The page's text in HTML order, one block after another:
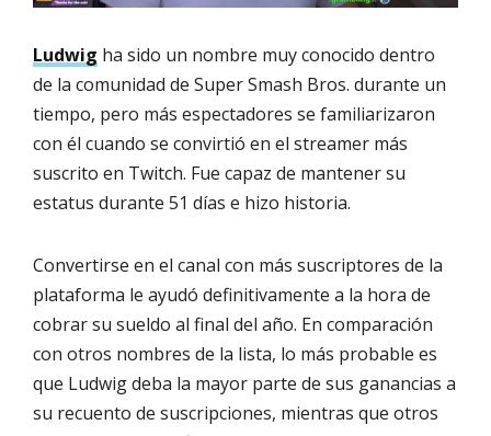
Ludwig ha sido un nombre muy conocido dentro
de la comunidad de Super Smash Bros. durante un
tiempo, pero más espectadores se familiarizaron
con él cuando se convirtió en el streamer más
suscrito en Twitch. Fue capaz de mantener su
estatus durante 51 días e hizo historia.
Convertirse en el canal con más suscriptores de la
plataforma le ayudó definitivamente a la hora de
cobrar su sueldo al final del año. En comparación
con otros nombres de la lista, lo más probable es
que Ludwig deba la mayor parte de sus ganancias a
su recuento de suscripciones, mientras que otros